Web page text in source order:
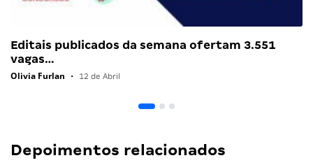
Editais publicados da semana ofertam 3.551
vagas…
Olivia Furlan • 12 de Abril
Depoimentos relacionados